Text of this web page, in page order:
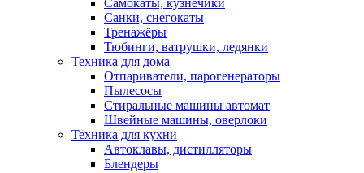
Самокаты, кузнечики
Санки, снегокаты
Тренажёры
Тюбинги, ватрушки, ледянки
Техника для дома
Отпариватели, парогенераторы
Пылесосы
Стиральные машины автомат
Швейные машины, оверлоки
Техника для кухни
Автоклавы, дистилляторы
Блендеры